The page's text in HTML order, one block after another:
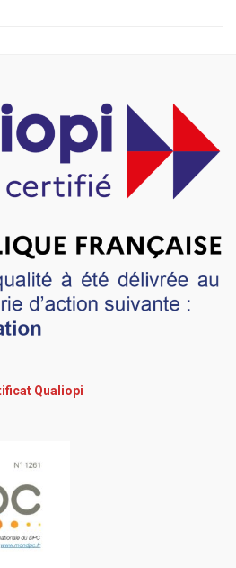
Qualiopi